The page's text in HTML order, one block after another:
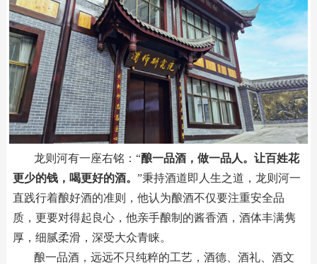
龙则河有一座右铭：“酿一品酒，做一品人。让百姓花
更少的钱，喝更好的酒。”秉持酒道即人生之道，龙则河一
直践行着酿好酒的准则，他认为酿酒不仅要注重安全品
质，更要对得起良心，他亲手酿制的酱香酒，酒体丰满隽
厚，细腻柔滑，深受大众青睐。
酿一品酒，远远不只纯粹的工艺，酒德、酒礼、酒文